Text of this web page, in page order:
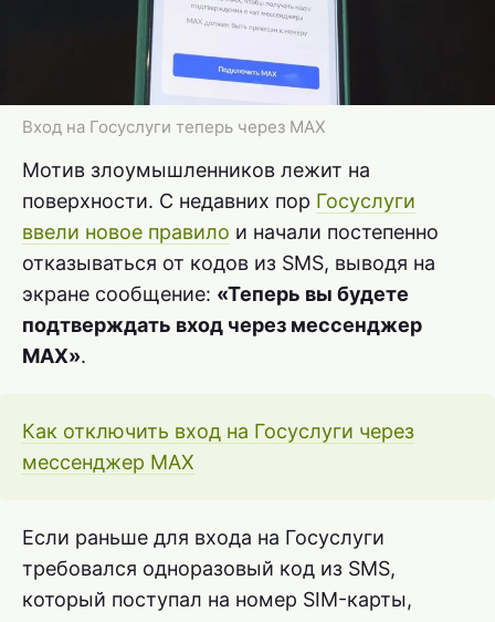
Вход на Госуслуги теперь через MAX
Мотив злоумышленников лежит на
поверхности. С недавних пор Госуслуги
ввели новое правило и начали постепенно
отказываться от кодов из SMS, выводя на
экране сообщение: «Теперь вы будете
подтверждать вход через мессенджер
MAX».
Как отключить вход на Госуслуги через
мессенджер MAX
Если раньше для входа на Госуслуги
требовался одноразовый код из SMS,
который поступал на номер SIM-карты,